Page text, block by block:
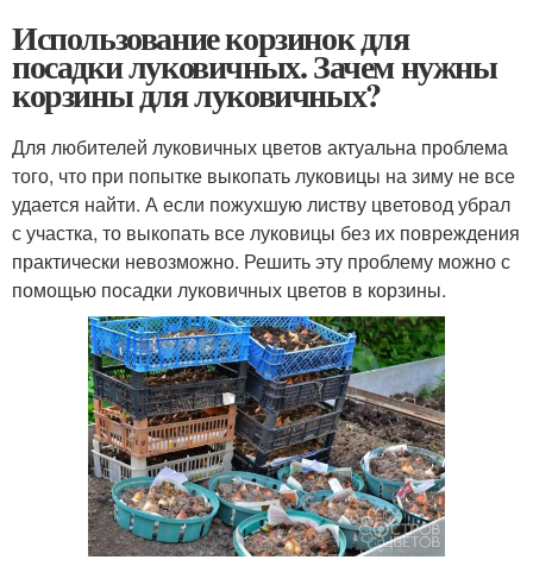
Использование корзинок для
посадки луковичных. Зачем нужны
корзины для луковичных?
Для любителей луковичных цветов актуальна проблема
того, что при попытке выкопать луковицы на зиму не все
удается найти. А если пожухшую листву цветовод убрал
с участка, то выкопать все луковицы без их повреждения
практически невозможно. Решить эту проблему можно с
помощью посадки луковичных цветов в корзины.